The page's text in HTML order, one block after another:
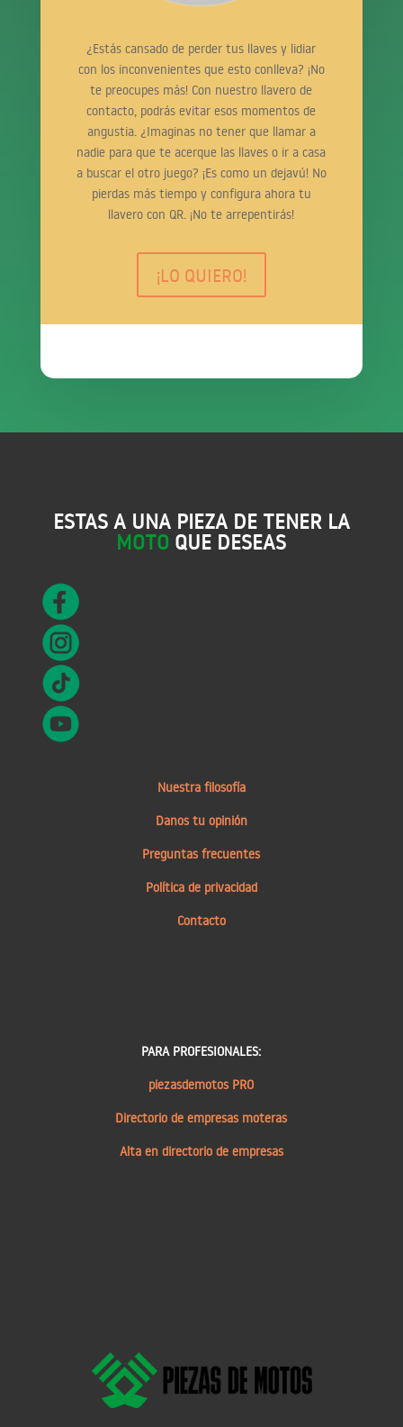
¿Estás cansado de perder tus llaves y lidiar
con los inconvenientes que esto conlleva? ¡No
te preocupes más! Con nuestro llavero de
contacto, podrás evitar esos momentos de
angustia. ¿Imaginas no tener que llamar a
nadie para que te acerque las llaves o ir a casa
a buscar el otro juego? ¡Es como un dejavú! No
pierdas más tiempo y configura ahora tu
llavero con QR. ¡No te arrepentirás!
¡LO QUIERO!
ESTAS A UNA PIEZA DE TENER LA
MOTO QUE DESEAS
Nuestra filosofía
Danos tu opinión
Preguntas frecuentes
Política de privacidad
Contacto
PARA PROFESIONALES:
piezasdemotos PRO
Directorio de empresas moteras
Alta en directorio de empresas